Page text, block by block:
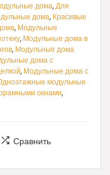
дома,Для
дома, Красивые
, Модульные
, Модульные дома в
, Модульные дома
дома с
, Модульные дома с
модульные
окнами,
Сравнить